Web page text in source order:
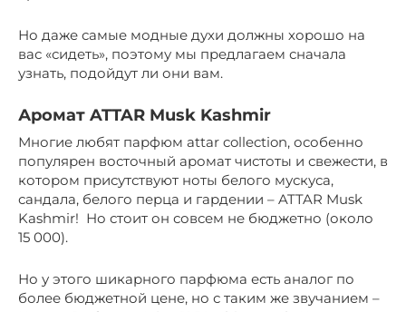
Но даже самые модные духи должны хорошо на
вас «сидеть», поэтому мы предлагаем сначала
узнать, подойдут ли они вам.
Аромат ATTAR Musk Kashmir
Многие любят парфюм attar collection, особенно
популярен восточный аромат чистоты и свежести, в
котором присутствуют ноты белого мускуса,
сандала, белого перца и гардении – ATTAR Musk
Kashmir! Но стоит он совсем не бюджетно (около
15 000).
Но у этого шикарного парфюма есть аналог по
более бюджетной цене, но с таким же звучанием –